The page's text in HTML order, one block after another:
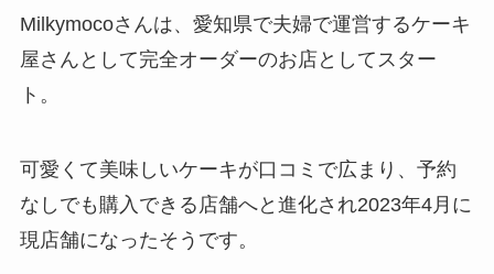
Milkymocoさんは、愛知県で夫婦で運営するケーキ
屋さんとして完全オーダーのお店としてスター
ト。
可愛くて美味しいケーキが口コミで広まり、予約
なしでも購入できる店舗へと進化され2023年4月に
現店舗になったそうです。